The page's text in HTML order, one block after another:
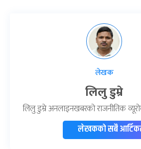
लेखक
लिलु डुम्रे
लिलु डुम्रे अनलाइनखबरको राजनीतिक
लेखकको सबै